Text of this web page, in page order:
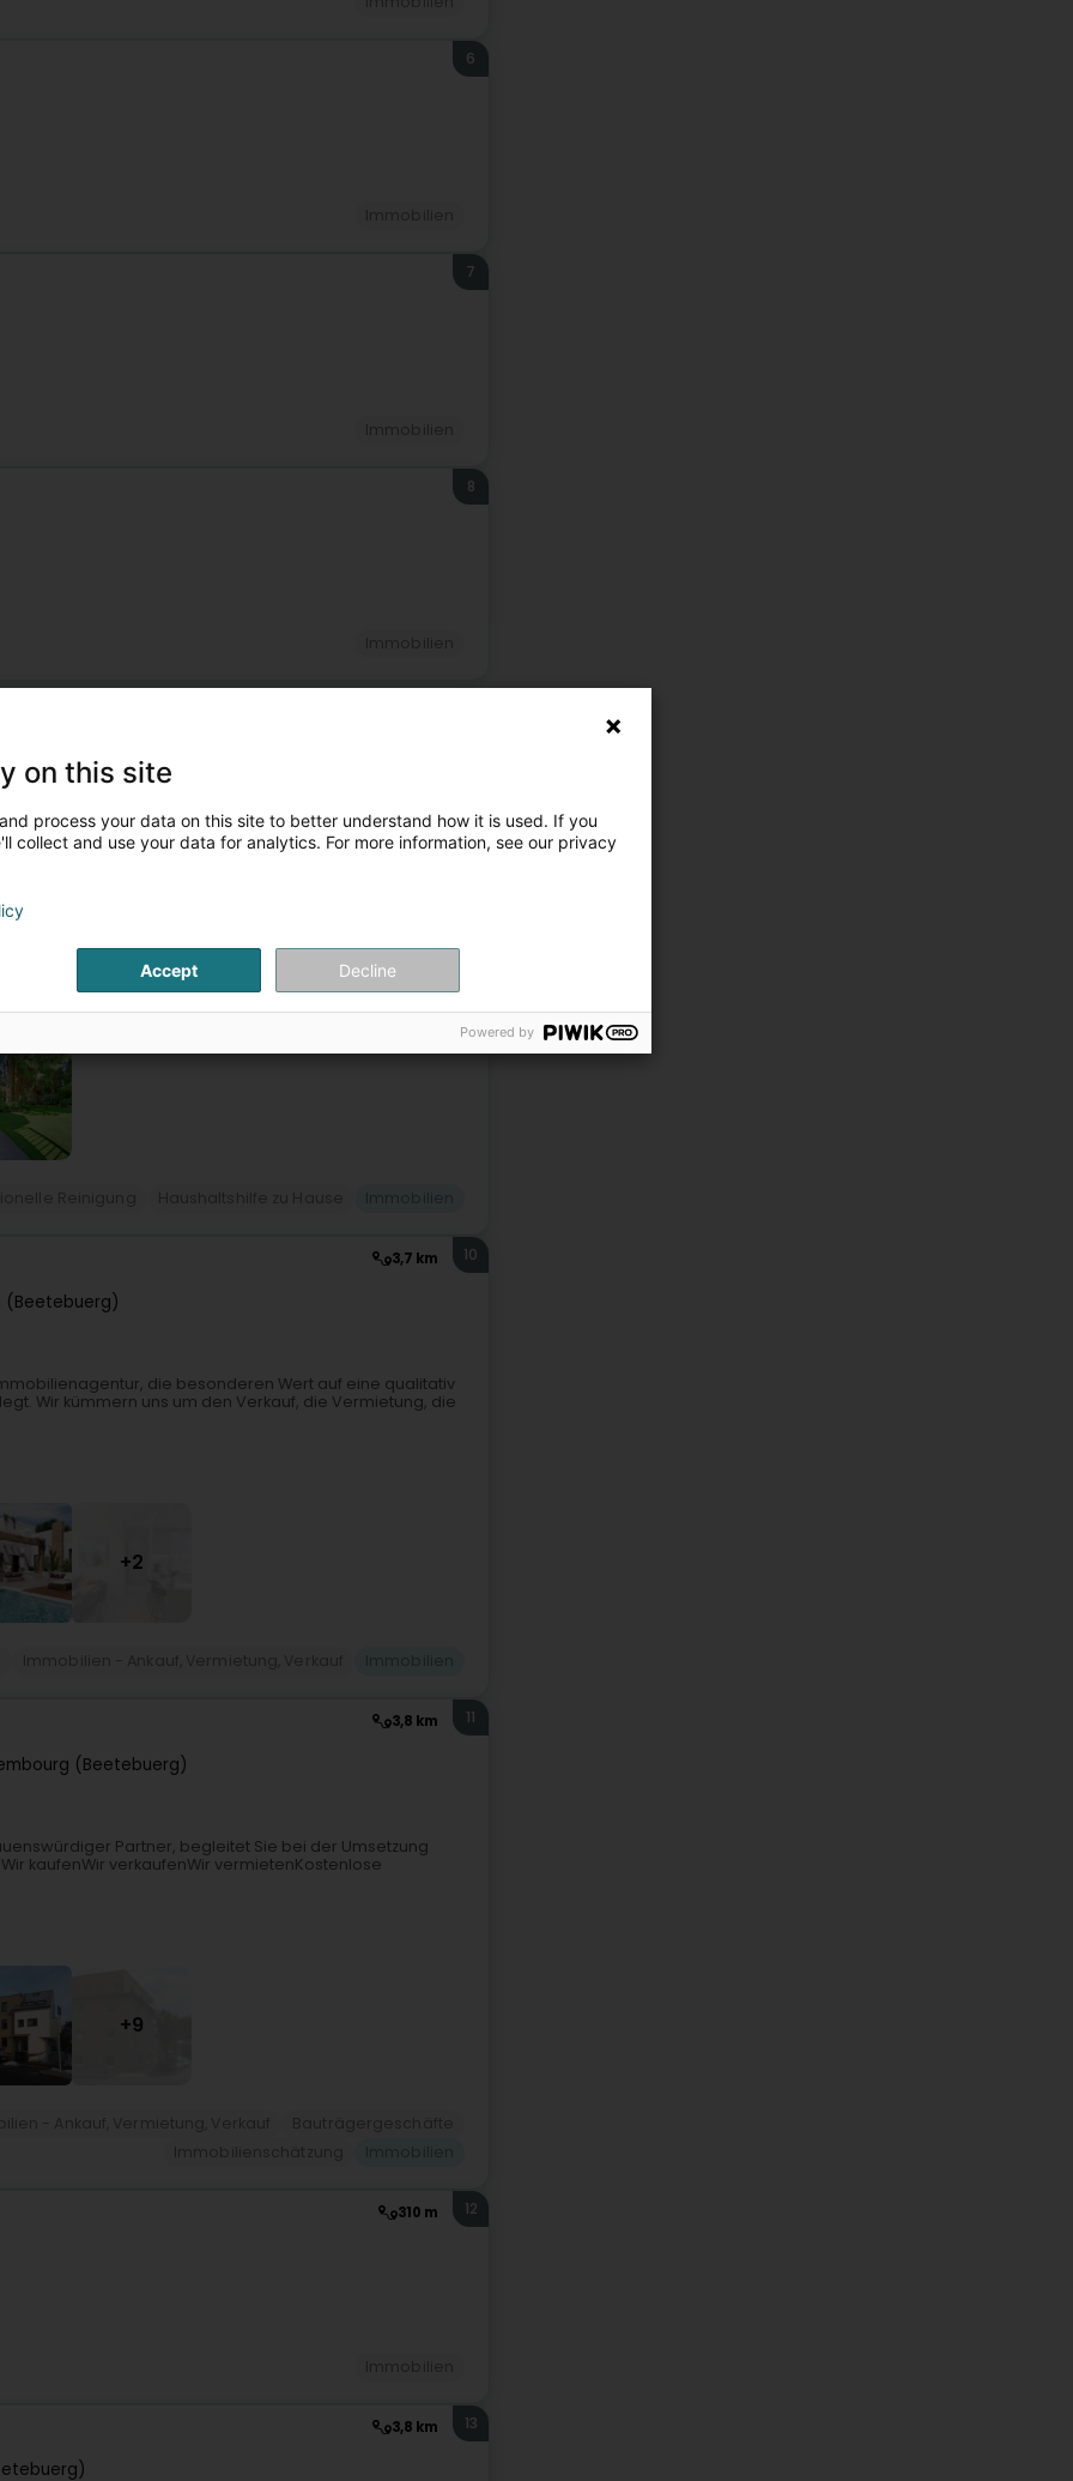
6
7
8
und könnten auch für Sie in Frage kommen.
professionnel
in LuxemburgGreen Net’ Multiservices ist ein
in Luxemburg. Seit über 10 Jahren
3,7 km
(Beetebuerg)
10
die besonderen Wert auf eine qualitativ
Wir kümmern uns um den Verkauf, die Vermietung, die
+2
3,8 km
(Beetebuerg)
11
Partner, begleitet Sie bei der Umsetzung
kaufenWir verkaufenWir vermietenKostenlose
+9
310 m 12
3,8 km 13
on this site
process your data on this site to better understand how it is used. If you
collect and use your data for analytics. For more information, see our privacy
Accept Decline
Powered by